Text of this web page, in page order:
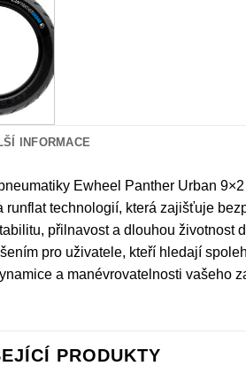
INFORMACE
Ewheel Panther Urban
runflat technologií, která zajišťuje
přilnavost a dlouhou životnost
pro uživatele, kteří hledají
a manévrovatelnosti vašeho
PRODUKTY